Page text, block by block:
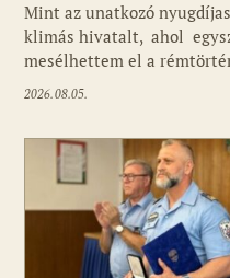
Mint az unatkozó
klimás hivatalt, ahol
mesélhettem el a
2026.08.05.